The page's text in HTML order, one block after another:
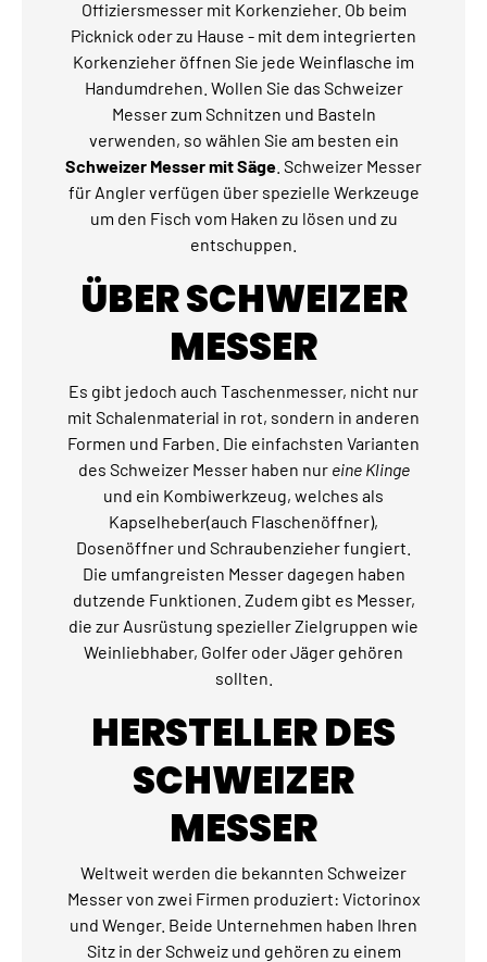
Offiziersmesser mit Korkenzieher. Ob beim
Picknick oder zu Hause - mit dem integrierten
Korkenzieher öffnen Sie jede Weinflasche im
Handumdrehen. Wollen Sie das Schweizer
Messer zum Schnitzen und Basteln
verwenden, so wählen Sie am besten ein
Schweizer Messer mit Säge . Schweizer Messer
für Angler verfügen über spezielle Werkzeuge
um den Fisch vom Haken zu lösen und zu
entschuppen.
ÜBER SCHWEIZER
MESSER
Es gibt jedoch auch Taschenmesser, nicht nur
mit Schalenmaterial in rot, sondern in anderen
Formen und Farben. Die einfachsten Varianten
des Schweizer Messer haben nur eine Klinge
und ein Kombiwerkzeug, welches als
Kapselheber(auch Flaschenöffner),
Dosenöffner und Schraubenzieher fungiert.
Die umfangreisten Messer dagegen haben
dutzende Funktionen. Zudem gibt es Messer,
die zur Ausrüstung spezieller Zielgruppen wie
Weinliebhaber, Golfer oder Jäger gehören
sollten.
HERSTELLER DES
SCHWEIZER
MESSER
Weltweit werden die bekannten Schweizer
Messer von zwei Firmen produziert: Victorinox
und Wenger. Beide Unternehmen haben Ihren
Sitz in der Schweiz und gehören zu einem